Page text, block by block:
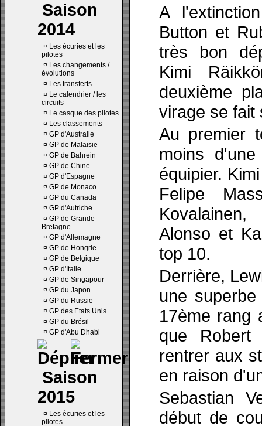
Saison
2014
¤ Les écuries et les
pilotes
¤ Les changements /
évolutions
¤ Les transferts
¤ Le calendrier / les
circuits
¤ Le casque des pilotes
¤ Les classements
¤ GP d'Australie
¤ GP de Malaisie
¤ GP de Bahrein
¤ GP de Chine
¤ GP d'Espagne
¤ GP de Monaco
¤ GP du Canada
¤ GP d'Autriche
¤ GP de Grande
Bretagne
¤ GP d'Allemagne
¤ GP de Hongrie
¤ GP de Belgique
¤ GP d'Italie
¤ GP de Singapour
¤ GP du Japon
¤ GP du Russie
¤ GP des Etats Unis
¤ GP du Brésil
¤ GP d'Abu Dhabi
Saison
2015
¤ Les écuries et les
pilotes
A
Button et
très bon
Kimi
deuxième
virage se fait
Au premier
moins
équipier.
Felipe
Alonso et
top 10.
Derrière,
une
17ème rang
que
rentrer aux
en raison
Sebastian
début de